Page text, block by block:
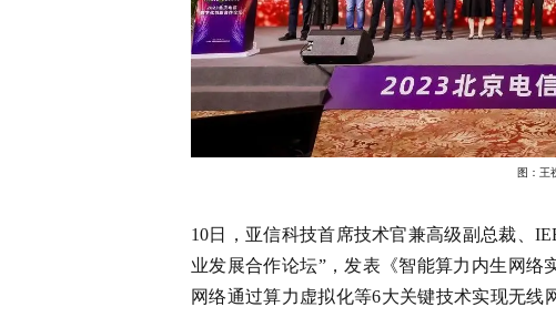
图：王
10日，亚信科技首席技术官兼高级副总裁、
业发展合作论坛”，发表《智能算力内生网
网络通过算力虚拟化等6大关键技术实现无